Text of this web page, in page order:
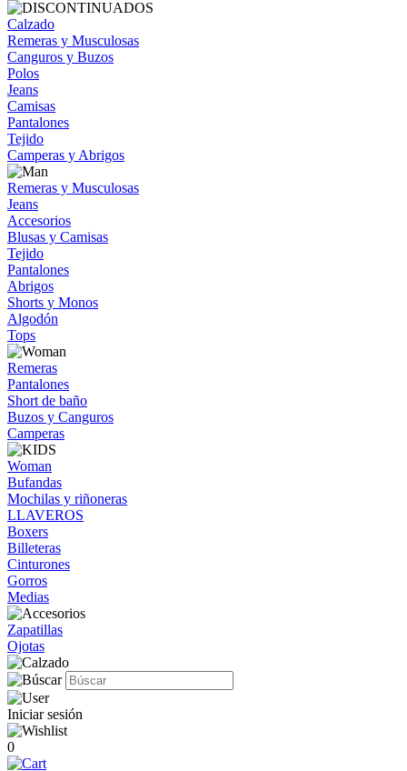
Calzado
Remeras y Musculosas
Canguros y Buzos
Polos
Jeans
Camisas
Pantalones
Tejido
Camperas y Abrigos
Remeras y Musculosas
Jeans
Accesorios
Blusas y Camisas
Tejido
Pantalones
Abrigos
Shorts y Monos
Algodón
Tops
Remeras
Pantalones
Short de baño
Buzos y Canguros
Camperas
Woman
Bufandas
Mochilas y riñoneras
LLAVEROS
Boxers
Billeteras
Cinturones
Gorros
Medias
Zapatillas
Ojotas
Iniciar sesión
0